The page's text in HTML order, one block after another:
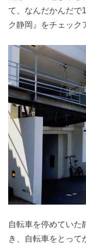
て、なんだかんだで
ク静岡』をチェック
自転車を停めていた
き、自転車をとって